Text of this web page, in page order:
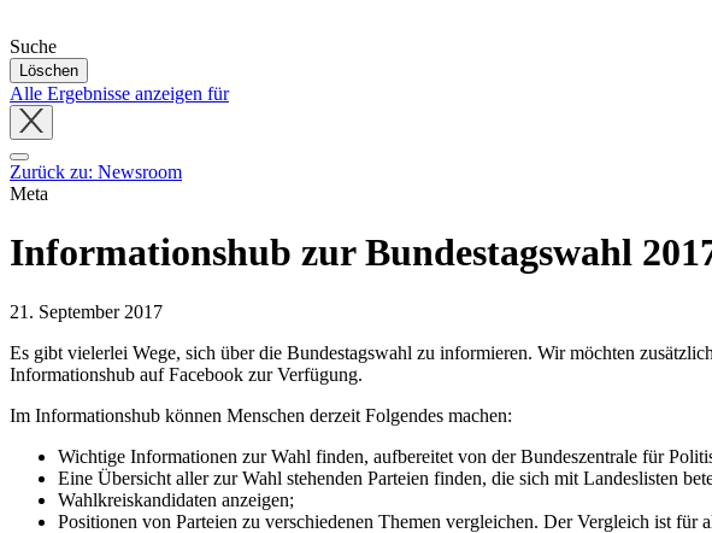
Suche
Löschen
Alle Ergebnisse anzeigen für
tray
Zurück zu: Newsroom
Meta
Informationshub zur Bundestagswahl
21. September 2017
Es gibt vielerlei Wege, sich über die Bundestagswahl zu informieren. Wir möchten
Informationshub auf Facebook zur Verfügung.
Im Informationshub können Menschen derzeit Folgendes machen:
Wichtige Informationen zur Wahl finden, aufbereitet von der Bundeszentrale für
Eine Übersicht aller zur Wahl stehenden Parteien finden, die sich mit Landeslisten
Wahlkreiskandidaten anzeigen;
Positionen von Parteien zu verschiedenen Themen vergleichen. Der Vergleich ist